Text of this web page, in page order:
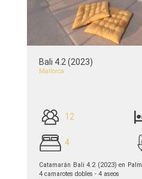
Bali 4.2 (2023)
Mallorca
12
4
Catamarán Bali 4.2 (2023) en
4 camarotes dobles - 4 aseos